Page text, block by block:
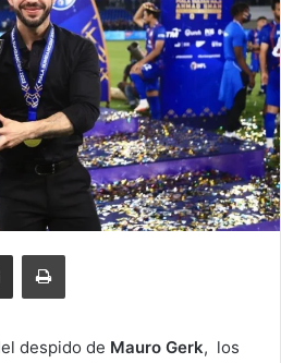
Compartir por correo electrónicoImprimir
despido de Mauro Gerk, los